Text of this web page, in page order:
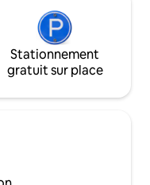
gaz.
Stationnement
gratuit sur place